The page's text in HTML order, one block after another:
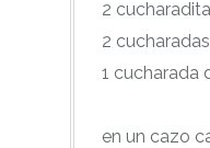
2
2
1 cucharada
en un cazo